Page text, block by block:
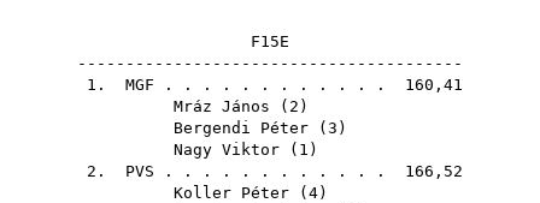
F15E
----------------------------------------
1. MGF . . . . . . . . . . . . 160,41
Mráz János ( 2 )
Bergendi Péter ( 3 )
Nagy Viktor ( 1 )
2. PVS . . . . . . . . . . . . 166,52
Koller Péter ( 4)